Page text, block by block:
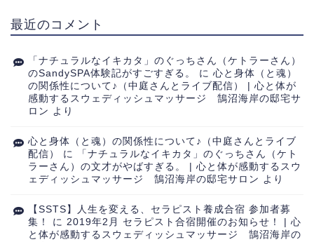
最近のコメント
「ナチュラルなイキカタ」のぐっちさん（ケトラーさん）
のSandySPA体験記がすごすぎる。
に 心と身体（と魂）
の関係性について♪（中庭さんとライブ配信） | 心と体が
感動するスウェディッシュマッサージ 鵠沼海岸の邸宅サ
ロン より
心と身体（と魂）の関係性について♪（中庭さんとライブ
配信）
に
「ナチュラルなイキカタ」のぐっちさん（ケト
ラーさん）の文才がやばすぎる。 | 心と体が感動するスウ
ェディッシュマッサージ 鵠沼海岸の邸宅サロン より
【SSTS】人生を変える、セラピスト養成合宿 参加者募
集！
に 2019年2月 セラピスト合宿開催のお知らせ！ | 心
と体が感動するスウェディッシュマッサージ 鵠沼海岸の